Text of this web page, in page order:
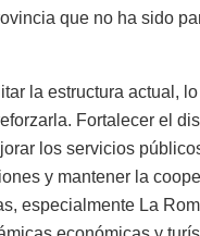
que no ha sido
la estructura actual,
Fortalecer el
los servicios
y mantener la
especialmente La